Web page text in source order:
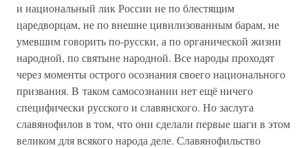
и национальный лик России не по блестящим
царедворцам, не по внешне цивилизованным барам, не
умевшим говорить по-русски, а по органической жизни
народной, по святыне народной. Все народы проходят
через моменты острого осознания своего национального
призвания. В таком самосознании нет ещё ничего
специфически русского и славянского. Но заслуга
славянофилов в том, что они сделали первые шаги в этом
великом для всякого народа деле. Славянофильство